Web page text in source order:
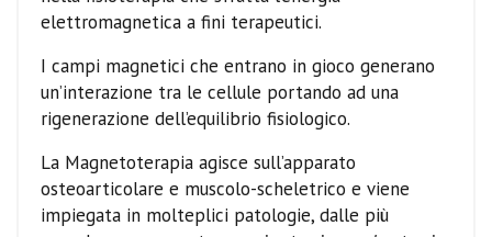
elettromagnetica a fini terapeutici.
I campi magnetici che entrano in gioco generano
un’interazione tra le cellule portando ad una
rigenerazione dell’equilibrio fisiologico.
La Magnetoterapia agisce sull’apparato
osteoarticolare e muscolo-scheletrico e viene
impiegata in molteplici patologie, dalle più